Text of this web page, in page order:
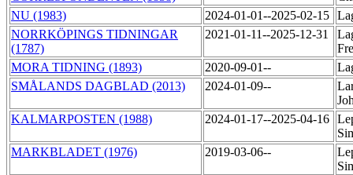
NU (1983)
2024-01-01--2025-02-15
NORRKÖPINGS TIDNINGAR
(1787)
2021-01-11--2025-12-31
MORA TIDNING (1893)
2020-09-01--
SMÅLANDS DAGBLAD (2013)
2024-01-09--
KALMARPOSTEN (1988)
2024-01-17--2025-04-16
MARKBLADET (1976)
2019-03-06--